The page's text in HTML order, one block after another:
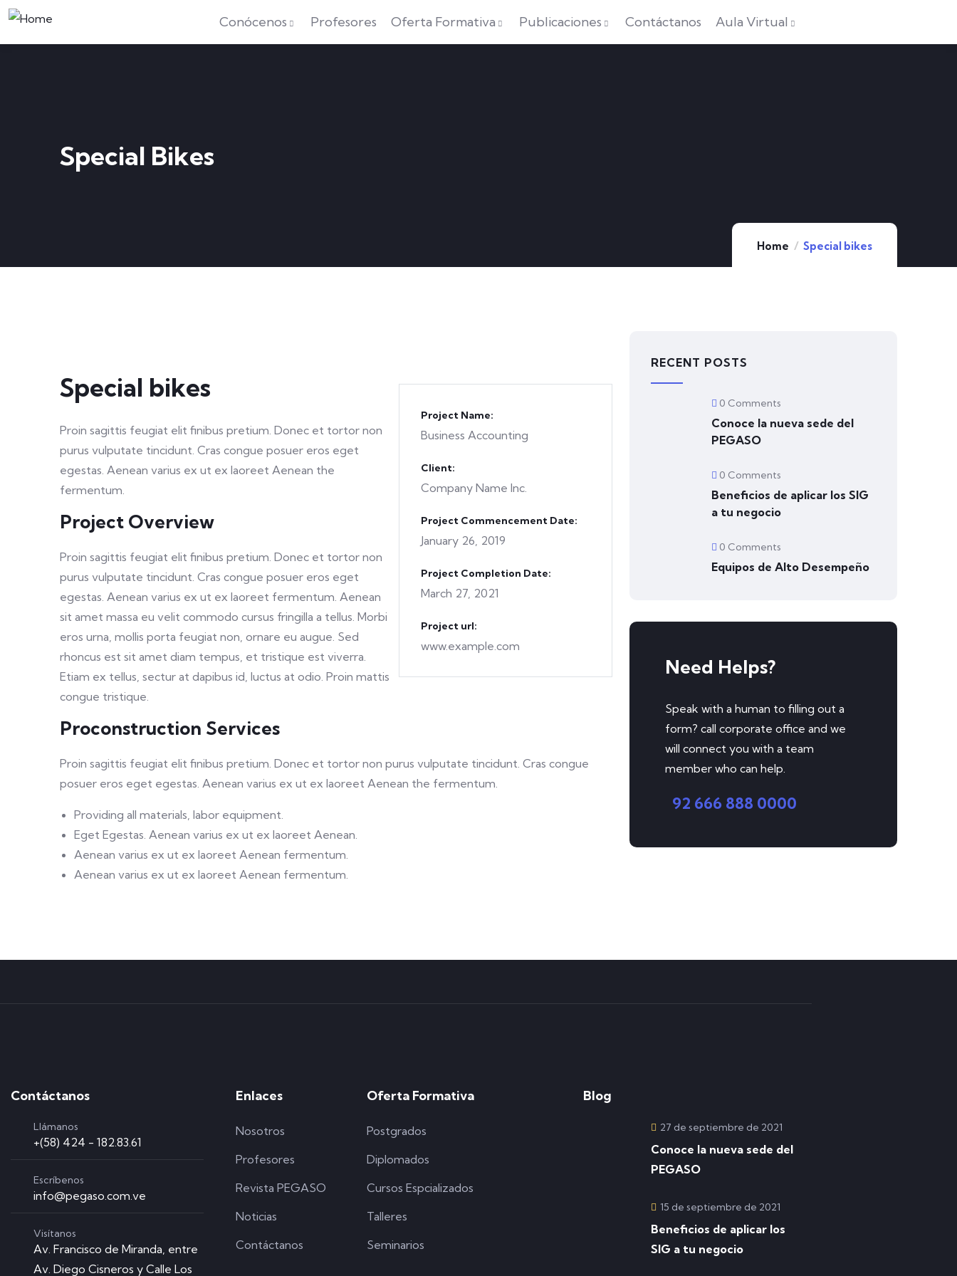
Conócenos Profesores Oferta Formativa Publicaciones Contáctanos Aula Virtual
Special Bikes
Home Special bikes
Project Name:
Business Accounting
Client:
Company Name Inc.
Project Commencement Date:
January 26, 2019
Project Completion Date:
March 27, 2021
Project url:
www.example.com
Special bikes
Proin sagittis feugiat elit finibus pretium. Donec et tortor non
purus vulputate tincidunt. Cras congue posuer eros eget
egestas. Aenean varius ex ut ex laoreet Aenean the
fermentum.
Project Overview
Proin sagittis feugiat elit finibus pretium. Donec et tortor non
purus vulputate tincidunt. Cras congue posuer eros eget
egestas. Aenean varius ex ut ex laoreet fermentum. Aenean
sit amet massa eu velit commodo cursus fringilla a tellus. Morbi
eros urna, mollis porta feugiat non, ornare eu augue. Sed
rhoncus est sit amet diam tempus, et tristique est viverra.
Etiam ex tellus, sectur at dapibus id, luctus at odio. Proin mattis
congue tristique.
Proconstruction Services
Proin sagittis feugiat elit finibus pretium. Donec et tortor non purus vulputate tincidunt. Cras congue
posuer eros eget egestas. Aenean varius ex ut ex laoreet Aenean the fermentum.
Providing all materials, labor equipment.
Eget Egestas. Aenean varius ex ut ex laoreet Aenean.
Aenean varius ex ut ex laoreet Aenean fermentum.
Aenean varius ex ut ex laoreet Aenean fermentum.
RECENT POSTS
0 Comments
Conoce la nueva sede del
PEGASO
0 Comments
Beneficios de aplicar los SIG
a tu negocio
0 Comments
Equipos de Alto Desempeño
Need Helps?
Speak with a human to filling out a
form? call corporate office and we
will connect you with a team
member who can help.
92 666 888 0000
Contáctanos
Llámanos
+(58) 424 - 182.83.61
Escríbenos
info@pegaso.com.ve
Visítanos
Av. Francisco de Miranda, entre
Av. Diego Cisneros y Calle Los
Enlaces
Nosotros
Profesores
Revista PEGASO
Noticias
Contáctanos
Oferta Formativa
Postgrados
Diplomados
Cursos Espcializados
Talleres
Seminarios
Blog
27 de septiembre de 2021
Conoce la nueva sede del
PEGASO
15 de septiembre de 2021
Beneficios de aplicar los
SIG a tu negocio